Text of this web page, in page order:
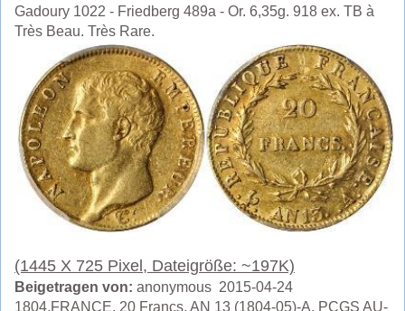
Gadoury 1022 - Friedberg 489a - Or. 6,35g. 918 ex. TB à
Très Beau. Très Rare.
(1445 X 725 Pixel, Dateigröße: ~197K)
Beigetragen von: anonymous 2015-04-24
1804,FRANCE. 20 Francs, AN 13 (1804-05)-A. PCGS AU-